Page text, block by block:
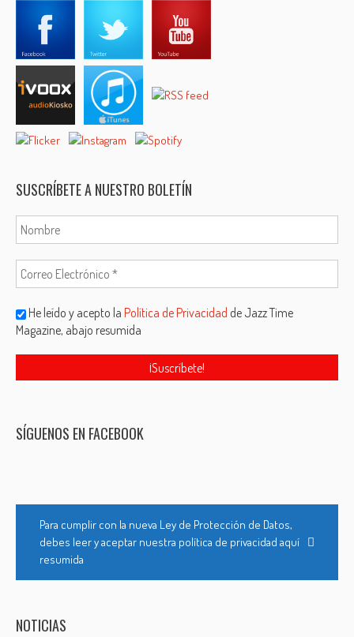
SUSCRÍBETE A NUESTRO BOLETÍN
He leído y acepto laPolítica de Privacidad de Jazz Time
Magazine, abajo resumida
SÍGUENOS EN FACEBOOK
Para cumplir con la nueva Ley de Protección de Datos,
debes leer y aceptar nuestra política de privacidad aquí
resumida
NOTICIAS